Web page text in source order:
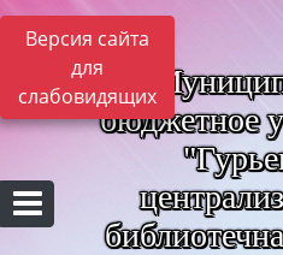
Версия сайта
для
слабовидящих
бюджетное